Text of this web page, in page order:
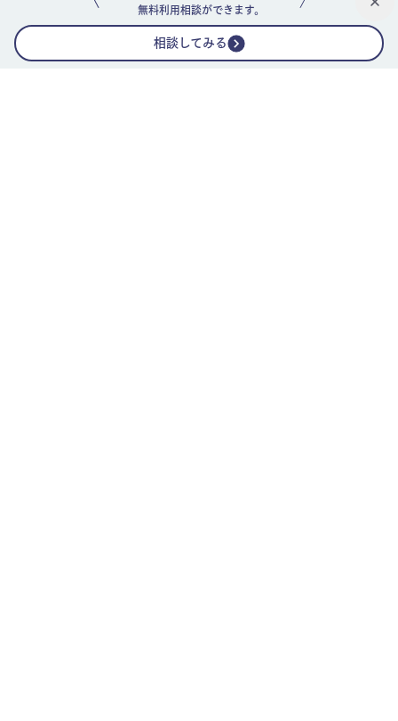
無料利用相談ができます。
相談してみる